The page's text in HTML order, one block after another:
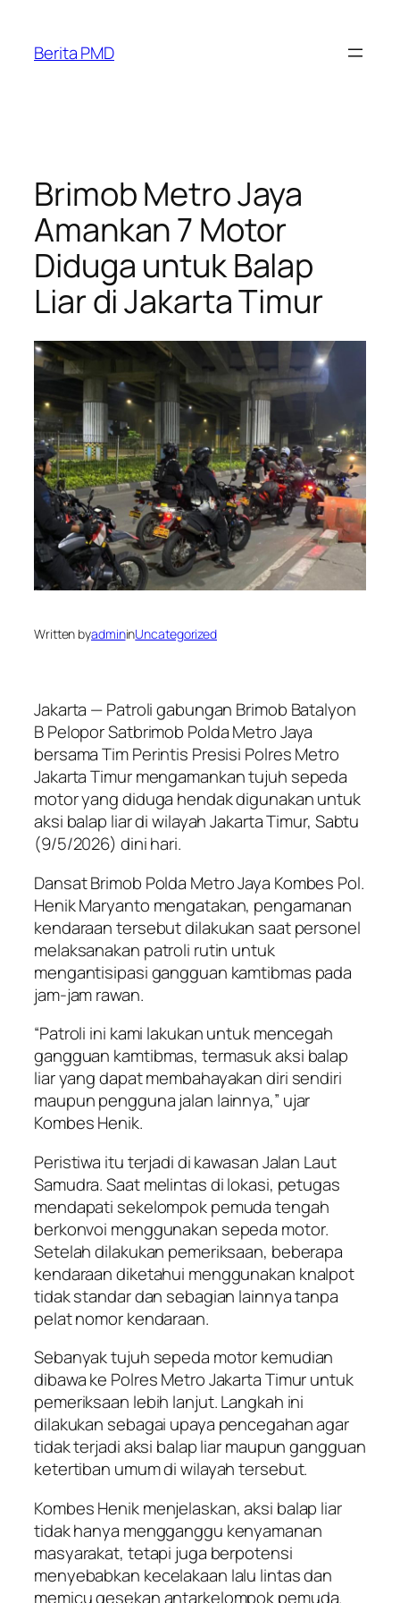
content
Berita PMD
Brimob Metro Jaya
Amankan 7 Motor
Diduga untuk Balap
Liar di Jakarta Timur
Written byadmininUncategorized
Jakarta — Patroli gabungan Brimob Batalyon
B Pelopor Satbrimob Polda Metro Jaya
bersama Tim Perintis Presisi Polres Metro
Jakarta Timur mengamankan tujuh sepeda
motor yang diduga hendak digunakan untuk
aksi balap liar di wilayah Jakarta Timur, Sabtu
(9/5/2026) dini hari.
Dansat Brimob Polda Metro Jaya Kombes Pol.
Henik Maryanto mengatakan, pengamanan
kendaraan tersebut dilakukan saat personel
melaksanakan patroli rutin untuk
mengantisipasi gangguan kamtibmas pada
jam-jam rawan.
“Patroli ini kami lakukan untuk mencegah
gangguan kamtibmas, termasuk aksi balap
liar yang dapat membahayakan diri sendiri
maupun pengguna jalan lainnya,” ujar
Kombes Henik.
Peristiwa itu terjadi di kawasan Jalan Laut
Samudra. Saat melintas di lokasi, petugas
mendapati sekelompok pemuda tengah
berkonvoi menggunakan sepeda motor.
Setelah dilakukan pemeriksaan, beberapa
kendaraan diketahui menggunakan knalpot
tidak standar dan sebagian lainnya tanpa
pelat nomor kendaraan.
Sebanyak tujuh sepeda motor kemudian
dibawa ke Polres Metro Jakarta Timur untuk
pemeriksaan lebih lanjut. Langkah ini
dilakukan sebagai upaya pencegahan agar
tidak terjadi aksi balap liar maupun gangguan
ketertiban umum di wilayah tersebut.
Kombes Henik menjelaskan, aksi balap liar
tidak hanya mengganggu kenyamanan
masyarakat, tetapi juga berpotensi
menyebabkan kecelakaan lalu lintas dan
memicu gesekan antarkelompok pemuda.